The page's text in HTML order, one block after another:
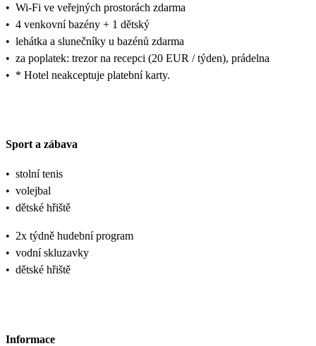
• Wi-Fi ve veřejných prostorách zdarma
• 4 venkovní bazény + 1 dětský
• lehátka a slunečníky u bazénů zdarma
• za poplatek: trezor na recepci (20 EUR / týden), prádelna
• * Hotel neakceptuje platební karty.
Sport a zábava
• stolní tenis
• volejbal
• dětské hřiště
• 2x týdně hudební program
• vodní skluzavky
• dětské hřiště
Informace